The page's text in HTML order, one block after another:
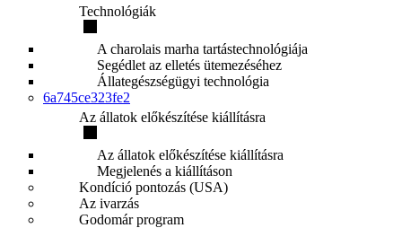
Technológiák
A charolais marha tartástechnológiája
Segédlet az elletés ütemezéséhez
Állategészségügyi technológia
6a745ce323fe2
Az állatok előkészítése kiállításra
Az állatok előkészítése kiállításra
Megjelenés a kiállításon
Kondíció pontozás (USA)
Az ivarzás
Godomár program